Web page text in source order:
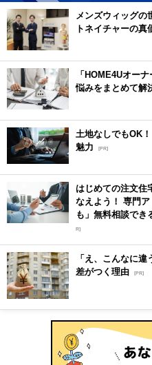
メンズウィッグの
トネイチャーの真
「HOME4Uオー
悩みをまとめて解
土地なしでもOK
魅力
[PR]
はじめての注文住
なえよう！ 専門
も」無料相談でき
R]
「え、こんなに
差がつく理由 [PR]